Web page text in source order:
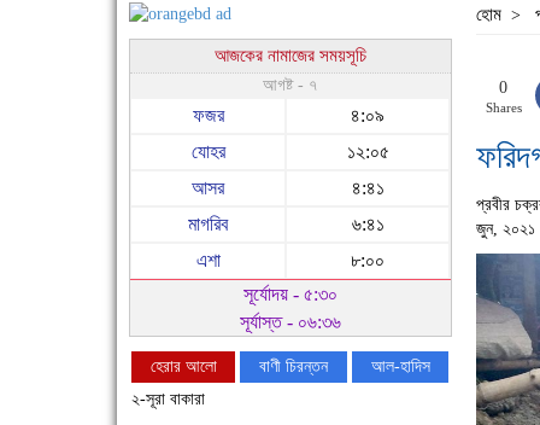
আজকের নামাজের সময়সূচি
আগষ্ট - ৭
ফজর
৪:০৯
যোহর
১২:০৫
আসর
৪:৪১
মাগরিব
৬:৪১
এশা
৮:০০
সূর্যোদয় - ৫:৩০
সূর্যাস্ত - ০৬:৩৬
হেরার আলো বাণী চিরন্তন
আল-হাদিস
২-সূরা বাকারা
হোম >
0
Shares
প্রবীর
জুন, ২০২১